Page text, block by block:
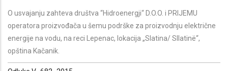
O usvajanju zahteva društva “Hidroenergji“ D.O.O. i PRIJEMU
operatora proizvođača u šemu podrške za proizvodnju električne
energije na vodu, na reci Lepenac, lokacija „Slatina/ Sllatinë“,
opština Kačanik.